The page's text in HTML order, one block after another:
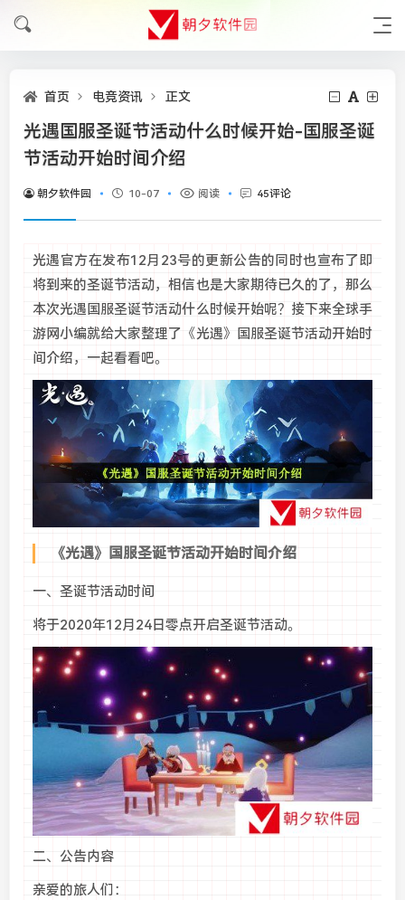
首页 电竞资讯 正文
光遇国服圣诞节活动什么时候开始-国服圣诞
节活动开始时间介绍
朝夕软件园 10-07 阅读 45评论
光遇官方在发布12月23号的更新公告的同时也宣布了即
将到来的圣诞节活动，相信也是大家期待已久的了，那么
本次光遇国服圣诞节活动什么时候开始呢？接下来全球手
游网小编就给大家整理了《光遇》国服圣诞节活动开始时
间介绍，一起看看吧。
《光遇》国服圣诞节活动开始时间介绍
一、圣诞节活动时间
将于2020年12月24日零点开启圣诞节活动。
二、公告内容
亲爱的旅人们：